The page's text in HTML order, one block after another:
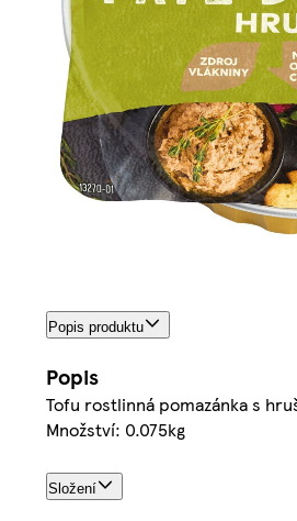
Popis produktu
Popis
Tofu rostlinná pomazánka s
Množství: 0.075kg
Složení